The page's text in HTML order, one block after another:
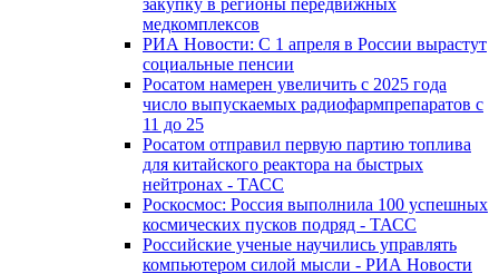
закупку в регионы передвижных
медкомплексов
РИА Новости: С 1 апреля в России вырастут
социальные пенсии
Росатом намерен увеличить с 2025 года
число выпускаемых радиофармпрепаратов с
11 до 25
Росатом отправил первую партию топлива
для китайского реактора на быстрых
нейтронах - ТАСС
Роскосмос: Россия выполнила 100 успешных
космических пусков подряд - ТАСС
Российские ученые научились управлять
компьютером силой мысли - РИА Новости